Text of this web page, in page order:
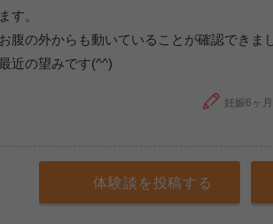
す。
腹の外からも動いていることが確認できま
近の望みです(^^)
妊娠6ヶ
体験談を投稿する